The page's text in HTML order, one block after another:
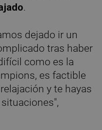
.
dejado ir un
tras haber
como es la
es factible
y te hayas